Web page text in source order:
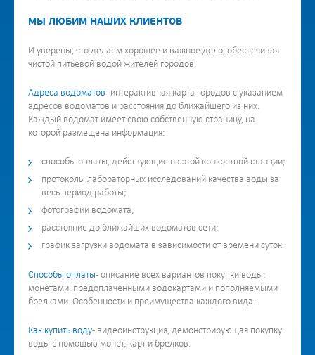
МЫ ЛЮБИМ НАШИХ КЛИЕНТОВ
И уверены, что делаем хорошее и важное дело, обеспечивая
чистой питьевой водой жителей городов.
Адреса водоматов- интерактивная карта городов с указанием
адресов водоматов и расстояния до ближайшего из них.
Каждый водомат имеет свою собственную страницу, на
которой размещена информация:
способы оплаты, действующие на этой конкретной станции;
протоколы лабораторных исследований качества воды за
весь период работы;
фотографии водомата;
расстояние до ближайших водоматов сети;
график загрузки водомата в зависимости от времени суток.
Способы оплаты- описание всех вариантов покупки воды:
монетами, предоплаченными водокартами и пополняемыми
брелками. Особенности и преимущества каждого вида.
Как купить воду- видеоинструкция, демонстрирующая покупку
воды с помощью монет, карт и брелков.